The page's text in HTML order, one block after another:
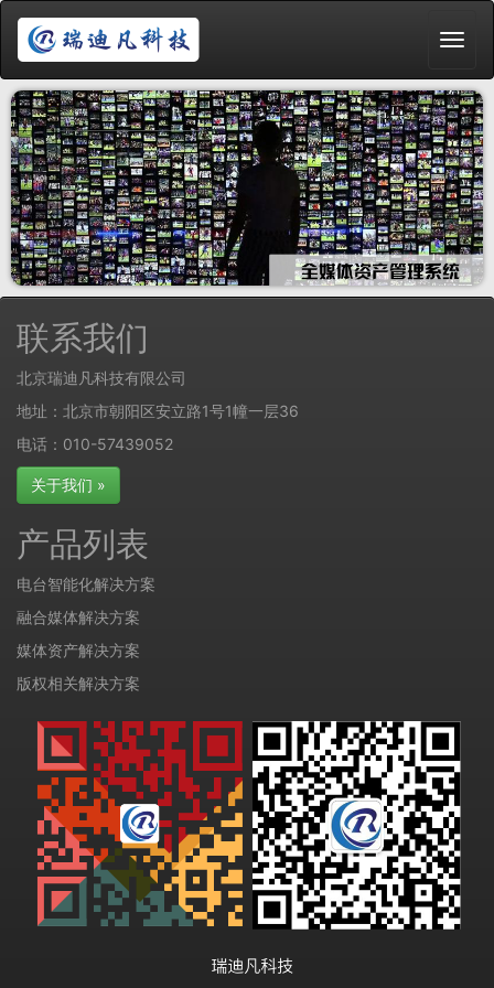
联系我们
北京瑞迪凡科技有限公司
地址：北京市朝阳区安立路1号1幢一层36
电话：010-57439052
关于我们 »
产品列表
电台智能化解决方案
融合媒体解决方案
媒体资产解决方案
版权相关解决方案